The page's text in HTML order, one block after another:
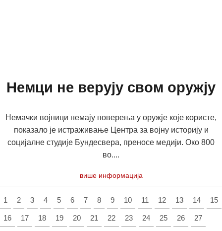
Немци не верују свом оружју
Немачки војници немају поверења у оружје које користе,
показало је истраживање Центра за војну историју и
социјалне студије Бундесвера, преносе медији. Око 800
во....
више информација
1 2 3 4 5 6 7 8 9 10 11 12 13 14 15
16 17 18 19 20 21 22 23 24 25 26 27